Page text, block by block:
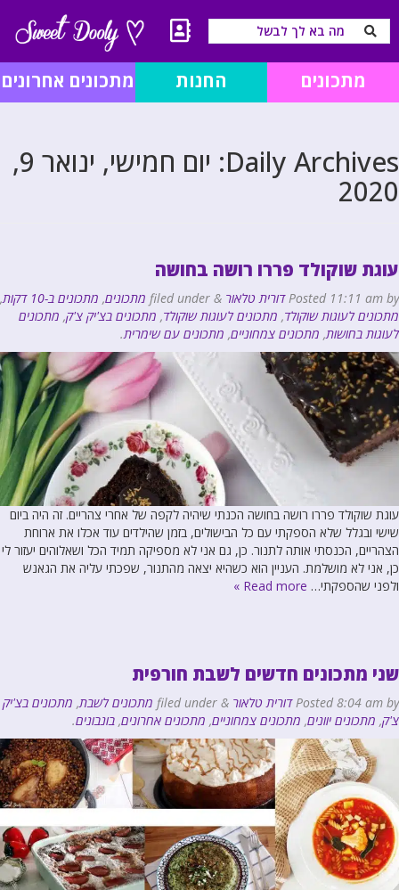
מתכונים החנות מתכונים אחרונים
Daily Archives:
יום חמישי, ינואר 9,
2020
עוגת שוקולד פררו רושה בחושה
Posted 11:11 am by דורית טלאור & מתכונים, מתכונים ב-10 דקות
,
מתכונים לעוגות שוקולד, מתכונים לעוגות שוקולד, מתכונים בצ'יק צ'ק, מתכונים
לעוגות בחושות, מתכונים צמחוניים, מתכונים עם שימרית.
עוגת שוקולד פררו רושה בחושה הכנתי שיהיה לקפה של אחרי צהריים. זה היה ביום
שישי ובגלל שלא הספקתי עם כל הבישולים, בזמן שהילדים עוד אכלו את ארוחת
הצהריים, הכנסתי אותה לתנור. כן, גם אני לא מספיקה תמיד הכל ושאלוהים יעזור לי
כן, אני לא מושלמת. העניין הוא כשהיא יצאה מהתנור, שפכתי עליה את הגאנש
ולפני שהספקתי… Read more »
שני מתכונים חדשים לשבת חורפית
Posted8:04 am by דורית טלאור & מתכונים לשבת, מתכונים בצ'יק
צ'ק, מתכונים יוונים, מתכונים צמחוניים, מתכונים אחרונים, בונבונים.